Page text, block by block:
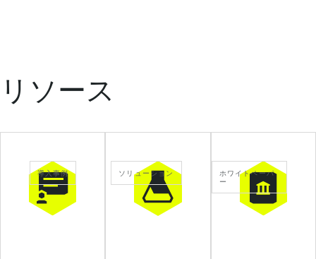
リソース
導入事例 ソリューション
ホワイトペーパ
ー